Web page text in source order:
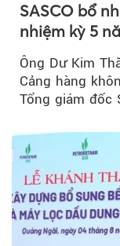
SASCO bổ
nhiệm kỳ 5
Ông Dư Kim
Cảng hàng
Tổng giám đốc